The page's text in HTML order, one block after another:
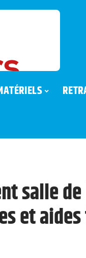
salle
et